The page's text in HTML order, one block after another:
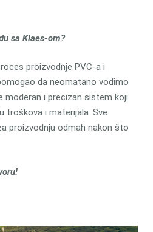
sa Klaes-om?
proizvodnje PVC-a i
da neomatano vodimo
moderan i precizan sistem koji
troškova i materijala. Sve
proizvodnju odmah nakon što